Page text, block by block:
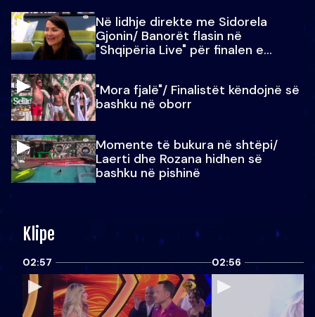
Në lidhje direkte me Sidorela
Gjonin/ Banorët flasin në
"Shqipëria Live" për finalen e
"Mora fjalë"/ Finalistët këndojnë së
bashku në oborr
Momente të bukura në shtëpi/
Laerti dhe Rozana hidhen së
bashku në pishinë
Klipe
02:57 02:56